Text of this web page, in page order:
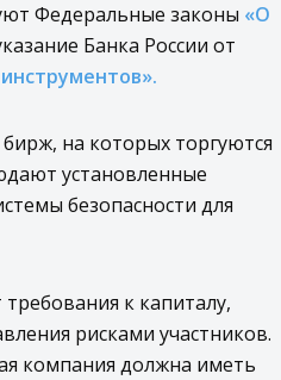
Федеральные законы «О
Банка России от
на которых торгуются
установленные
безопасности для
к капиталу,
рисками участников.
компания должна иметь